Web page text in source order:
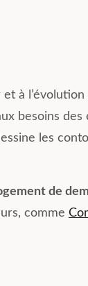
à
besoins des
les
de
comme